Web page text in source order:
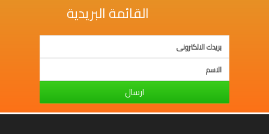
المستقبل
القائمة البريدية
ارسال